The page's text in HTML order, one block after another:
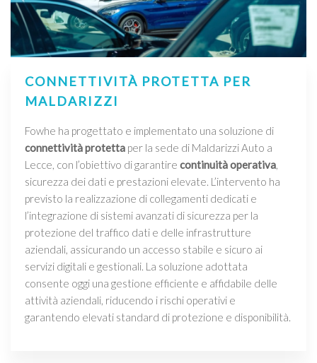
CONNETTIVITÀ PROTETTA PER
MALDARIZZI
Fowhe ha progettato e implementato una soluzione di
connettività protetta per la sede di Maldarizzi Auto a
Lecce, con l’obiettivo di garantire continuità operativa,
sicurezza dei dati e prestazioni elevate. L’intervento ha
previsto la realizzazione di collegamenti dedicati e
l’integrazione di sistemi avanzati di sicurezza per la
protezione del traffico dati e delle infrastrutture
aziendali, assicurando un accesso stabile e sicuro ai
servizi digitali e gestionali. La soluzione adottata
consente oggi una gestione efficiente e affidabile delle
attività aziendali, riducendo i rischi operativi e
garantendo elevati standard di protezione e disponibilità.